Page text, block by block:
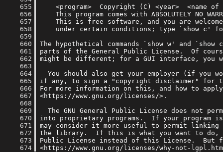
    655
    656
    657
    658
    659
    660
    661
    662
    663
    664
    665
    666
    667
    668
    669
    670
    671
    672
    673
    674